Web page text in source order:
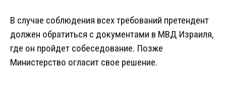
В случае соблюдения всех требований претендент
должен обратиться с документами в МВД Израиля,
где он пройдет собеседование. Позже
Министерство огласит свое решение.